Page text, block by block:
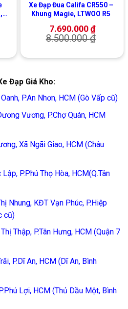
Xe Đạp Đua Califa CR550 –
Khung Magie, LTWOO R5
7.690.000₫
8.500.000₫
Đạp Giá Kho:
P.An Nhơn, HCM (Gò Vấp cũ)
Vương, P.Chợ Quán, HCM
Xã Ngãi Giao, HCM (Châu
P.Phú Thọ Hòa, HCM(Q.Tân
Nhung, KĐT Vạn Phúc, P.Hiệp
cũ)
Thập, P.Tân Hưng, HCM (Quận 7
P.Dĩ An, HCM (Dĩ An, Bình
Lợi, HCM (Thủ Dầu Một, Bình